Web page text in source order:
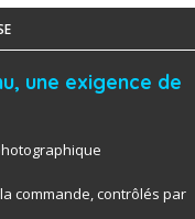
une exigence de
commande, contrôlés par